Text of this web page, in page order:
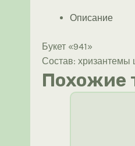
Описание
Букет «941»
Состав: хризантемы
Похожие